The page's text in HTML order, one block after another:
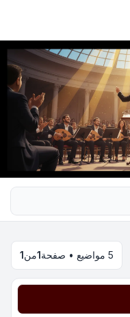
5 مواضيع • صفحة 1من1